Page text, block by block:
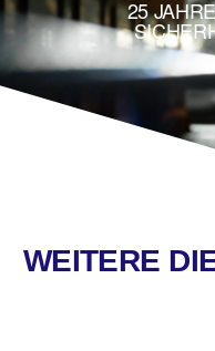
25
WEITERE